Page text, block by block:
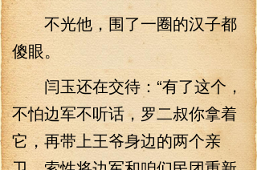
不光他，围了一圈的汉子都
傻眼。
闫玉还在交待：“有了这个，
不怕边军不听话，罗二叔你拿着
它，再带上王爷身边的两个亲